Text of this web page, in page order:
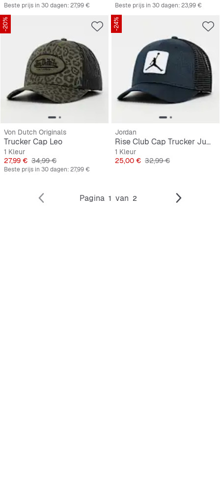
Beste prijs in 30 dagen:27,99 € Beste prijs in 30 dagen:23,99 €
-20%
Von Dutch Originals
Trucker Cap Leo
1 Kleur
Prijs
27,99 € Originele Prijs
34,99 €
Beste prijs in 30 dagen:27,99 €
-24%
Jordan
Rise Club Cap Trucker Jumpman Patch
1 Kleur
Prijs
25,00 € Originele Prijs
32,99 €
Pagina 1 van 2